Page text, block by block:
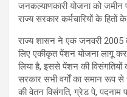
जनकल्याणकारी योजना को जमीन
राज्य सरकार कर्मचारियों के
राज्य शासन ने एक जनवरी 2005
लिए एकीकृत पेंशन योजना लागू
लिया है, इससे पेंशन की
सरकार सभी वर्गों का समान रूप से
की वेतन विसंगति, ग्रेड पे, पदनाम